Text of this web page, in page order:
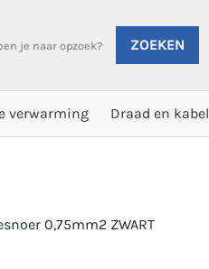
ZOEKEN
verwarming Draad en kabel
0,75mm2 ZWART